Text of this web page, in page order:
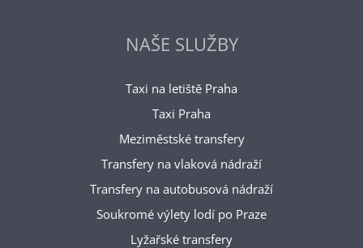
NAŠE SLUŽBY
Taxi na letiště Praha
Taxi Praha
Meziměstské transfery
Transfery na vlaková nádraží
Transfery na autobusová nádraží
Soukromé výlety lodí po Praze
Lyžařské transfery